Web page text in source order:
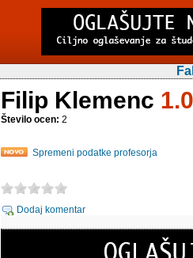
Filip Klemenc
Število ocen: 2
Spremeni podatke profesorja
Dodaj komentar